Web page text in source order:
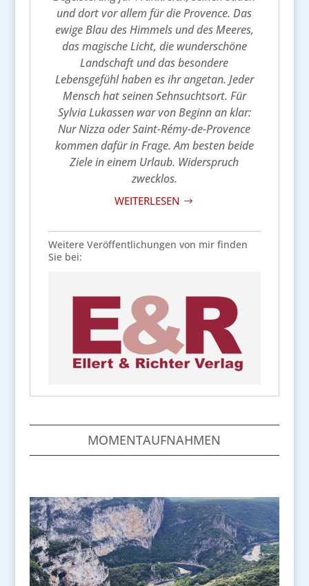
und dort vor allem für die Provence. Das
ewige Blau des Himmels und des Meeres,
das magische Licht, die wunderschöne
Landschaft und das besondere
Lebensgefühl haben es ihr angetan. Jeder
Mensch hat seinen Sehnsuchtsort. Für
Sylvia Lukassen war von Beginn an klar:
Nur Nizza oder Saint-Rémy-de-Provence
kommen dafür in Frage. Am besten beide
Ziele in einem Urlaub. Widerspruch
zwecklos.
WEITERLESEN $
Weitere Veröffentlichungen von mir finden
Sie bei:
MOMENTAUFNAHMEN